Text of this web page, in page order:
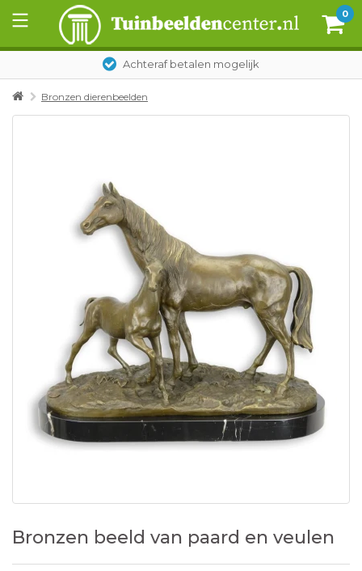
0
Achteraf betalen mogelijk
Bronzen dierenbeelden
Bronzen beeld van paard en veulen